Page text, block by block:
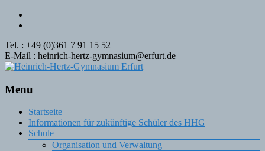
Tel. : +49 (0)361 7 91 15 52
E-Mail : heinrich-hertz-gymnasium@erfurt.de
Menu
Skip
content
Startseite
Informationen für zukünftige Schüler des HHG
Schule
Organisation und Verwaltung